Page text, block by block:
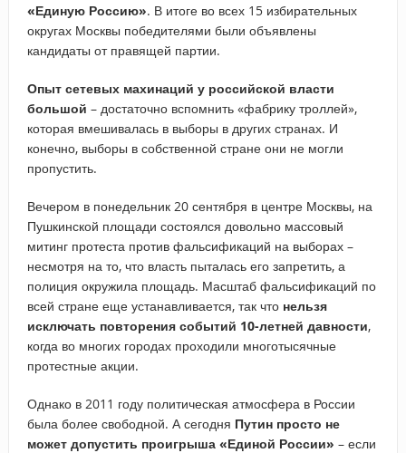
«Единую Россию». В итоге во всех 15 избирательных
округах Москвы победителями были объявлены
кандидаты от правящей партии.
Опыт сетевых махинаций у российской власти
большой – достаточно вспомнить «фабрику троллей»,
которая вмешивалась в выборы в других странах. И
конечно, выборы в собственной стране они не могли
пропустить.
Вечером в понедельник 20 сентября в центре Москвы, на
Пушкинской площади состоялся довольно массовый
митинг протеста против фальсификаций на выборах –
несмотря на то, что власть пыталась его запретить, а
полиция окружила площадь. Масштаб фальсификаций по
всей стране еще устанавливается, так что нельзя
исключать повторения событий 10-летней давности,
когда во многих городах проходили многотысячные
протестные акции.
Однако в 2011 году политическая атмосфера в России
была более свободной. А сегодня Путин просто не
может допустить проигрыша «Единой России» – если